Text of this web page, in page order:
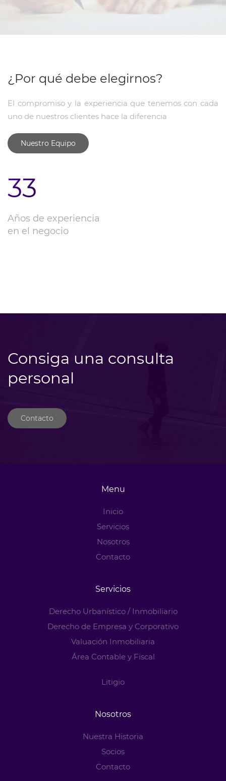
¿Por qué debe elegirnos?
El compromiso y la experiencia que tenemos con cada
uno de nuestros clientes hace la diferencia
Nuestro Equipo
33
Años de experiencia
en el negocio
Consiga una consulta
personal
Contacto
Menu
Inicio
Servicios
Nosotros
Contacto
Servicios
Derecho Urbanístico / Inmobiliario
Derecho de Empresa y Corporativo
Valuación Inmobiliaria
Área Contable y Fiscal
Litigio
Nosotros
Nuestra Historia
Socios
Contacto